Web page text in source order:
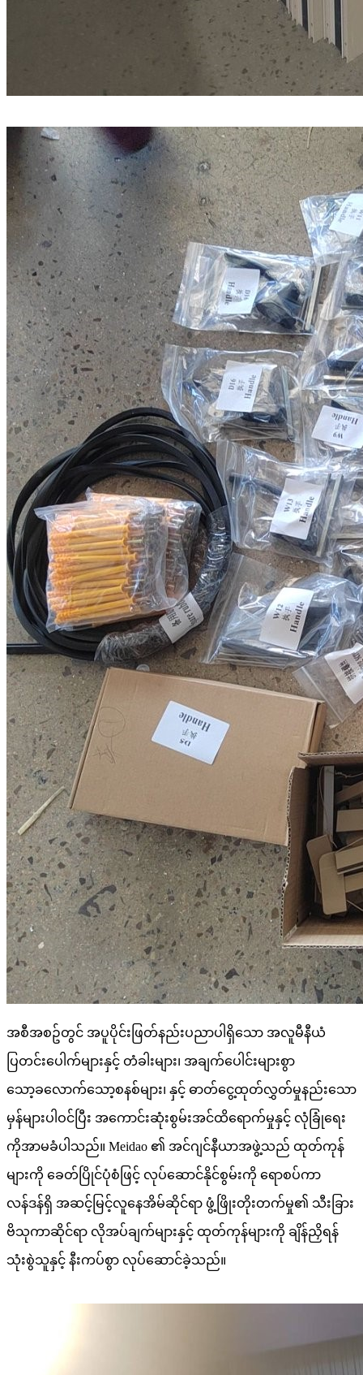
အစီအစဥ်တွင် အပူပိုင်းဖြတ်နည်းပညာပါရှိသော အလူမီနီယံ
ပြတင်းပေါက်များနှင့် တံခါးများ၊ အချက်ပေါင်းများစွာ
သော့ခလောက်သော့စနစ်များ၊ နှင့် ဓာတ်ငွေ့ထုတ်လွှတ်မှုနည်းသော
မှန်များပါဝင်ပြီး အကောင်းဆုံးစွမ်းအင်ထိရောက်မှုနှင့် လုံခြုံရေး
ကိုအာမခံပါသည်။ Meidao ၏ အင်ဂျင်နီယာအဖွဲ့သည် ထုတ်ကုန်
များကို ခေတ်ပြိုင်ပုံစံဖြင့် လုပ်ဆောင်နိုင်စွမ်းကို ရောစပ်ကာ
လန်ဒန်ရှိ အဆင့်မြင့်လူနေအိမ်ဆိုင်ရာ ဖွံ့ဖြိုးတိုးတက်မှု၏ သီးခြား
ဗိသုကာဆိုင်ရာ လိုအပ်ချက်များနှင့် ထုတ်ကုန်များကို ချိန်ညှိရန်
သုံးစွဲသူနှင့် နီးကပ်စွာ လုပ်ဆောင်ခဲ့သည်။